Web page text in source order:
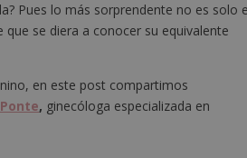
Pues lo más sorprendente no es solo
se diera a conocer su equivalente
en este post compartimos
, ginecóloga especializada en